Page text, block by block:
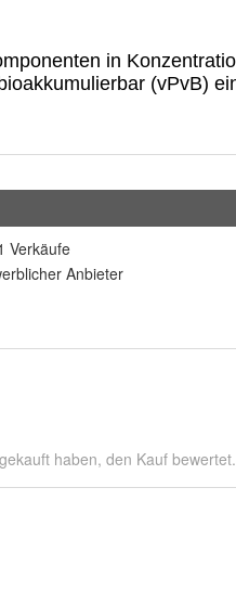
Verkäufe
er Anbieter
haben, den Kauf bewertet.